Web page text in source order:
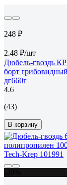
248 ₽
2.48 ₽/шт
Дюбель-гвоздь
борт
дг660г
4.6
(43)
В корзину